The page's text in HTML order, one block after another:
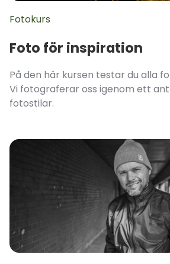
Fotokurs
Foto för inspiration
På den här kursen testar du alla
Vi fotograferar oss igenom ett
fotostilar.